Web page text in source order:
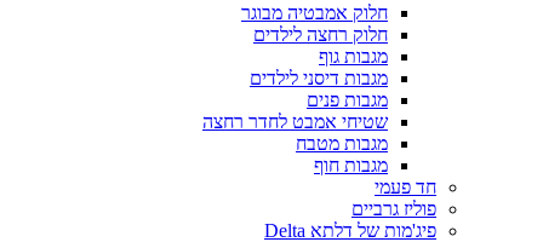
חלוק אמבטיה מבוגר
חלוק רחצה לילדים
מגבות גוף
מגבות דיסני לילדים
מגבות פנים
שטיחי אמבט לחדר רחצה
מגבות מטבח
מגבות חוף
חד פעמי
פוליז גרביים
פיג'מות של דלתא Delta